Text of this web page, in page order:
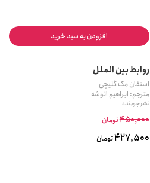
افزودن به سبد خرید
روابط بین الملل
استفان مک گلیچی
مترجم: ابراهیم انوشه
نشر جوینده
450,000تومان
427,500تومان